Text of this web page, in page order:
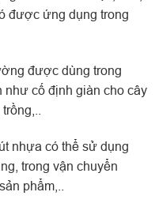
được ứng dụng trong
được dùng trong
cố định giàn cho cây
nhựa có thể sử dụng
trong vận chuyển
phẩm,..